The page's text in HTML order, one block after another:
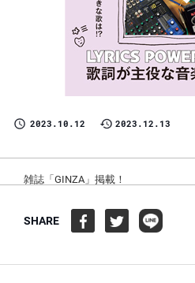
2023.10.12 2023.12.13
雑誌「GINZA」掲載！
SHARE